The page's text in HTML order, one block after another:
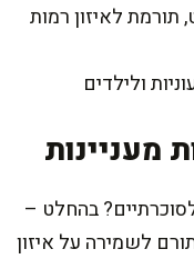
לאיזון רמות
ולילדים
מעניינות
בהחלט –
לשמירה על איזון